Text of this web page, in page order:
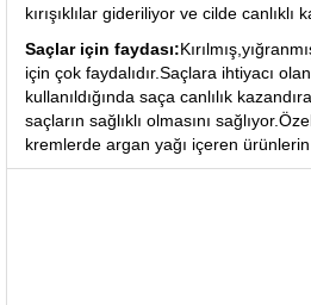
kırışıklılar gideriliyor ve cilde canlıklı
Saçlar için faydası:
için çok faydalıdır.Saçlara ihtiyacı
kullanıldığında saça canlılık
saçların sağlıklı olmasını
kremlerde argan yağı içeren ürünlerin